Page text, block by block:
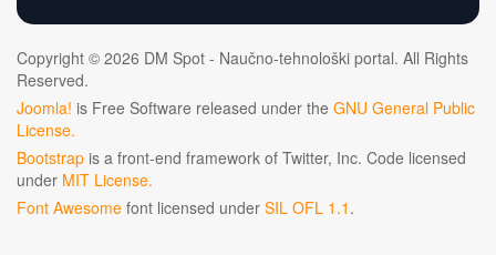
Copyright © 2026 DM Spot - Naučno-tehnološki portal. All Rights
Reserved.
Joomla! is Free Software released under the GNU General Public
License.
Bootstrap is a front-end framework of Twitter, Inc. Code licensed
under MIT License.
Font Awesome font licensed under SIL OFL 1.1 .